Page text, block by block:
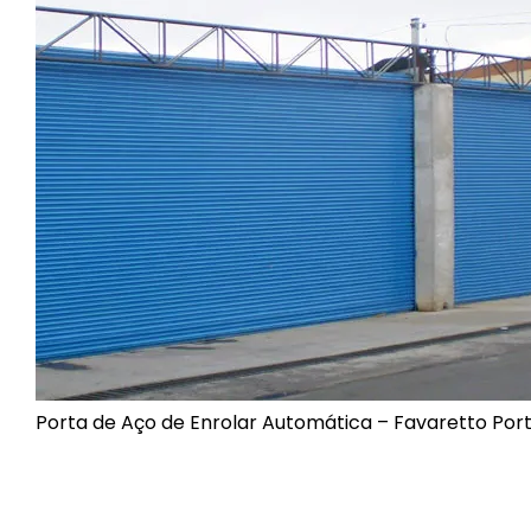
Porta de Aço de Enrolar Automática – Favaretto